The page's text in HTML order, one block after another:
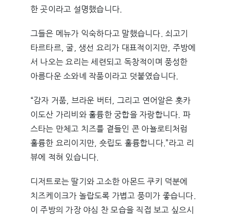
한 곳이라고 설명했습니다.
그들은 메뉴가 익숙하다고 말했습니다. 쇠고기
타르타르, 굴, 생선 요리가 대표적이지만, 주방에
서 나오는 요리는 세련되고 독창적이며 풍성한
아름다운 소와녜 작품이라고 덧붙였습니다.
“감자 거품, 브라운 버터, 그리고 연어알은 홋카
이도산 가리비와 훌륭한 궁합을 자랑합니다. 파
스타는 만체고 치즈를 곁들인 콘 아뇰로티처럼
훌륭한 요리이지만, 숏립도 훌륭합니다.”라고 리
뷰에 적혀 있습니다.
디저트로는 딸기와 고소한 아몬드 쿠키 덕분에
치즈케이크가 놀랍도록 가볍고 풍미가 좋습니다.
이 주방의 가장 야심 찬 모습을 직접 보고 싶으시